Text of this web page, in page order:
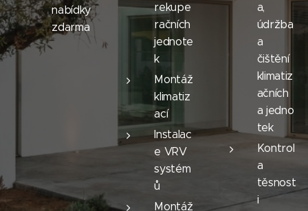
nabídky
zdarma
rekupe
račních
jednote
k
Montáž
klimatiz
ací
Instalac
e VRV
systém
ů
Montáž
a,
údržba
a
čištění
klimatiz
ačních
a jedno
tek
Kontrol
a
těsnost
i